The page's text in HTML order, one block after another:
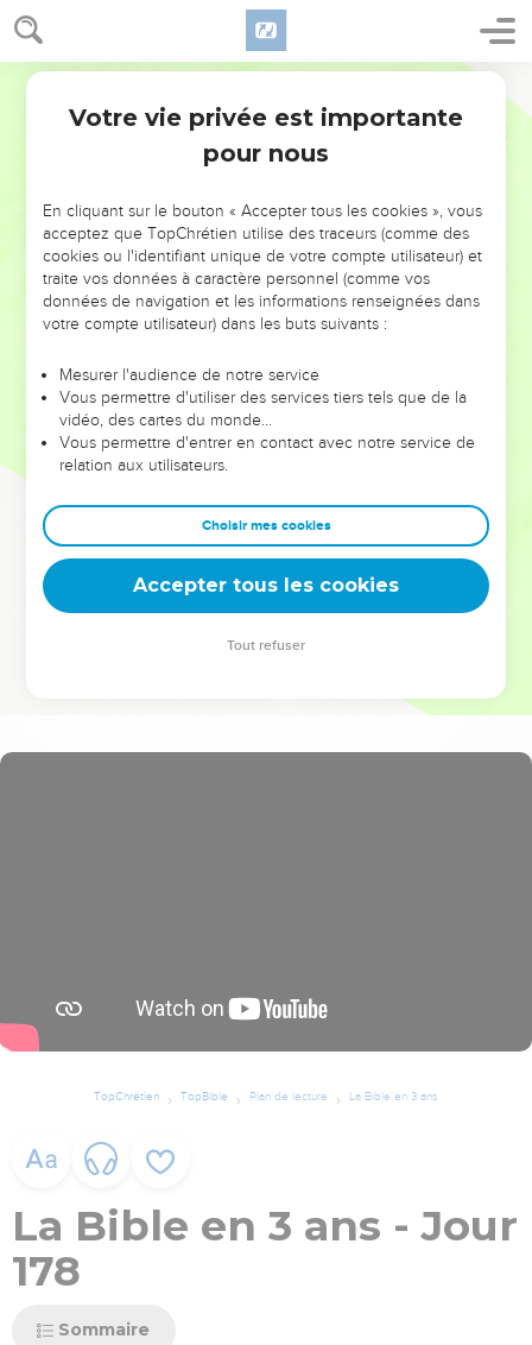
NE MANQUEZ PAS L’ÉVÉNEMENT
DE L’ANNÉE !
ET SI LEURS ERREURS POUVAIENT VOUS ÉVITER LES
VOTRES ?
leur foi ou leur vision. Mais on voit moins les doutes, les erreurs
et les saisons difficiles qu'ils ont traversés, alors même que ce
sont elles qui les ont façonnés.
Dans cette conférence, leaders, entrepreneurs, et responsables
clés pour avancer avec plus de sagesse afin que leurs erreurs
deviennent vos tremplins. Que vous guidiez un ministère, une
équipe, un groupe ou une famille, leur expérience est faite
TopChrétien TopBible Plan de lecture La Bible en 3 ans
La Bible en 3 ans - Jour
178
Sommaire
Votre vie privée est importante
pour nous
En cliquant sur le bouton « Accepter tous les cookies », vous
acceptez que TopChrétien utilise des traceurs (comme des
cookies ou l'identifiant unique de votre compte utilisateur) et
traite vos données à caractère personnel (comme vos
données de navigation et les informations renseignées dans
votre compte utilisateur) dans les buts suivants :
Mesurer l'audience de notre service
Vous permettre d'utiliser des services tiers tels que de la
vidéo, des cartes du monde…
Vous permettre d'entrer en contact avec notre service de
relation aux utilisateurs.
Choisir mes cookies
Accepter tous les cookies
Tout refuser